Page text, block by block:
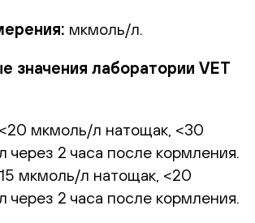
мкмоль/л.
значения лаборатории VET
мкмоль/л натощак, <30
через 2 часа после кормления.
мкмоль/л натощак, <20
через 2 часа после кормления.